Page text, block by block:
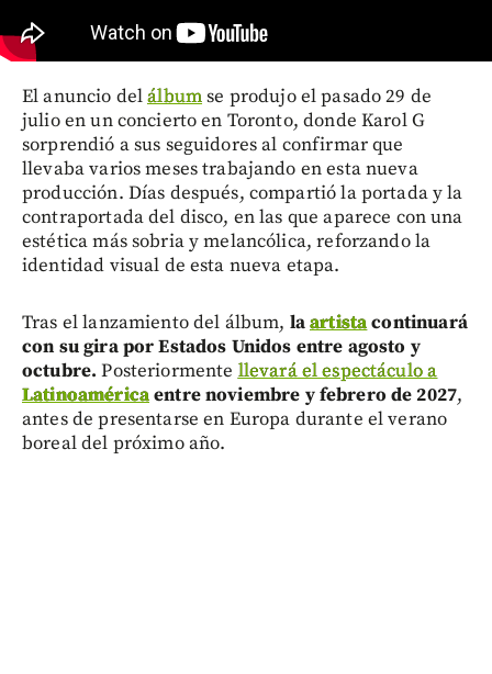
El anuncio delálbumse produjo el pasado 29 de
julio en un concierto en Toronto, donde Karol G
sorprendió a sus seguidores al confirmar que
llevaba varios meses trabajando en esta nueva
producción. Días después, compartió la portada y la
contraportada del disco, en las que aparece con una
estética más sobria y melancólica, reforzando la
identidad visual de esta nueva etapa.
Tras el lanzamiento del álbum, laartistacontinuará
con su gira por Estados Unidos entre agosto y
octubre. Posteriormente llevará el espectáculo a
Latinoaméricaentre noviembre y febrero de 2027,
antes de presentarse en Europa durante el verano
boreal del próximo año.